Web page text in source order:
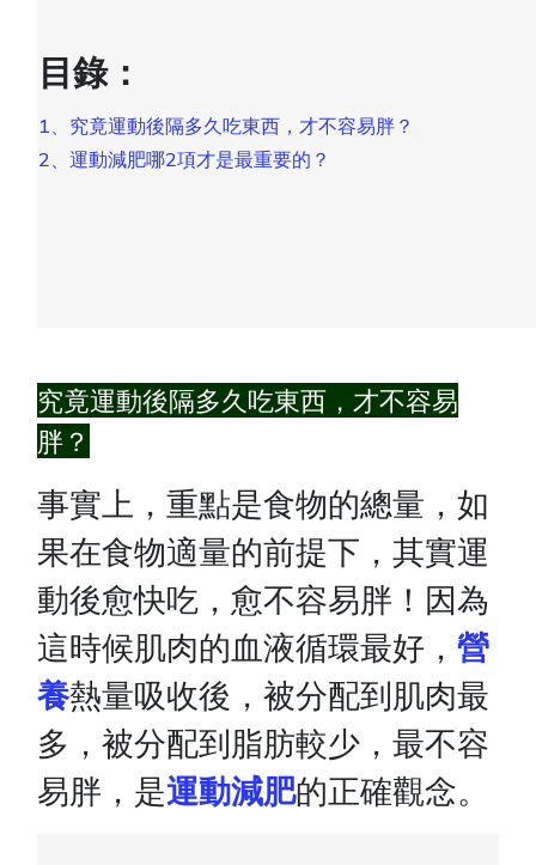
目錄：
1、究竟運動後隔多久吃東西，才不容易胖？
2、運動減肥哪2項才是最重要的？
究竟運動後隔多久吃東西，才不容易
胖？
事實上，重點是食物的總量，如
果在食物適量的前提下，其實運
動後愈快吃，愈不容易胖！因為
這時候肌肉的血液循環最好，營
養熱量吸收後，被分配到肌肉最
多，被分配到脂肪較少，最不容
易胖，是運動減肥的正確觀念。